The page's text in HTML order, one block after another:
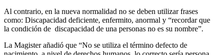
Al contrario, en la nueva normalidad no se deben utilizar frases
como: Discapacidad deficiente, enfermito, anormal y “recordar que
la condición de discapacidad de una personas no es su nombre”.
La Magister añadió que “No se utiliza el término defecto de